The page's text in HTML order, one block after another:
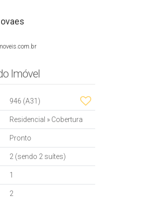
Imóvel
946 (A31)
Residencial » Cobertura
Pronto
2 (sendo 2 suítes)
1
2